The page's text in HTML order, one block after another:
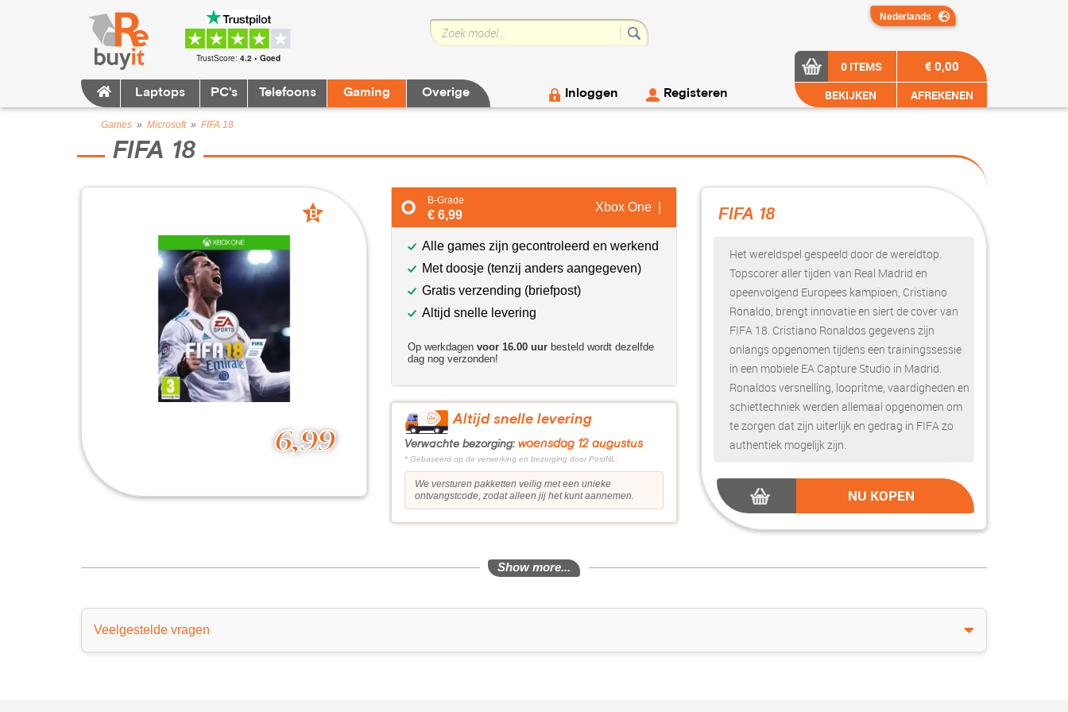
TrustScore: 4.2 • Goed
Laptops PC's Telefoons Gaming Overige Inloggen Registeren
0 ITEMS
BEKIJKEN
€ 0,00
AFREKENEN
Games » Microsoft» FIFA 18
FIFA 18
6,99
B
B-Grade
€ 6,99
Xbox One |
Alle games zijn gecontroleerd en werkend
Met doosje (tenzij anders aangegeven)
Gratis verzending (briefpost)
Altijd snelle levering
Op werkdagen voor 16.00 uur besteld wordt dezelfde
dag nog verzonden!
Altijd snelle levering
Verwachte bezorging: woensdag 12 augustus
* Gebaseerd op de verwerking en bezorging door PostNL.
We versturen pakketten veilig met een unieke
ontvangstcode, zodat alleen jij het kunt aannemen.
FIFA 18
Het wereldspel gespeeld door de wereldtop.
Topscorer aller tijden van Real Madrid en
opeenvolgend Europees kampioen, Cristiano
Ronaldo, brengt innovatie en siert de cover van
FIFA 18. Cristiano Ronaldos gegevens zijn
onlangs opgenomen tijdens een trainingssessie
in een mobiele EA Capture Studio in Madrid.
Ronaldos versnelling, loopritme, vaardigheden en
schiettechniek werden allemaal opgenomen om
te zorgen dat zijn uiterlijk en gedrag in FIFA zo
authentiek mogelijk zijn.
NU KOPEN
Show more...
Veelgestelde vragen